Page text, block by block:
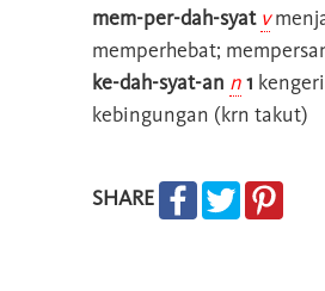
mem-per-dah-syat v
memperhebat;
ke-dah-syat-an n1
kebingungan (krn takut)
SHARE